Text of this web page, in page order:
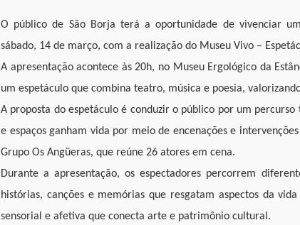
O público de São Borja terá a oportunidade de vivenciar
sábado, 14 de março, com a realização do Museu Vivo –
A apresentação acontece às 20h, no Museu Ergológico da
um espetáculo que combina teatro, música e poesia,
A proposta do espetáculo é conduzir o público por um
e espaços ganham vida por meio de encenações e
Grupo Os Angüeras, que reúne 26 atores em cena.
Durante a apresentação, os espectadores percorrem
histórias, canções e memórias que resgatam aspectos da
sensorial e afetiva que conecta arte e patrimônio cultural.